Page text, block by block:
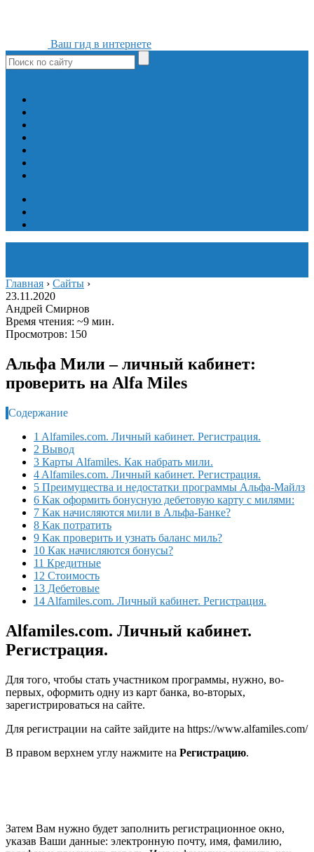
Ваш гид в интернете
Главная › Сайты ›
23.11.2020
Андрей Смирнов
Время чтения: ~9 мин.
Просмотров: 150
Альфа Мили – личный кабинет:
проверить на Alfa Miles
Содержание
1 Alfamiles.com. Личный кабинет. Регистрация.
2 Вывод
3 Карты Alfamiles. Как набрать мили.
4 Alfamiles.com. Личный кабинет. Регистрация.
5 Преимущества и недостатки программы Альфа-Майлз
6 Как оформить бонусную дебетовую карту с милями:
7 Как начисляются мили в Альфа-Банке?
8 Как потратить
9 Как проверить и узнать баланс миль?
10 Как начисляются бонусы?
11 Кредитные
12 Стоимость
13 Дебетовые
14 Alfamiles.com. Личный кабинет. Регистрация.
Alfamiles.com. Личный кабинет.
Регистрация.
Для того, чтобы стать участником программы, нужно, во-
первых, оформить одну из карт банка, во-вторых,
зарегистрироваться на сайте.
Для регистрации на сайте зайдите на https://www.alfamiles.com/
В правом верхнем углу нажмите на Регистрацию.
Затем Вам нужно будет заполнить регистрационное окно,
указав Ваши данные: электронную почту, имя, фамилию,